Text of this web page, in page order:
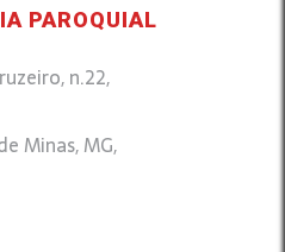
PAROQUIAL
n.22,
Minas, MG,